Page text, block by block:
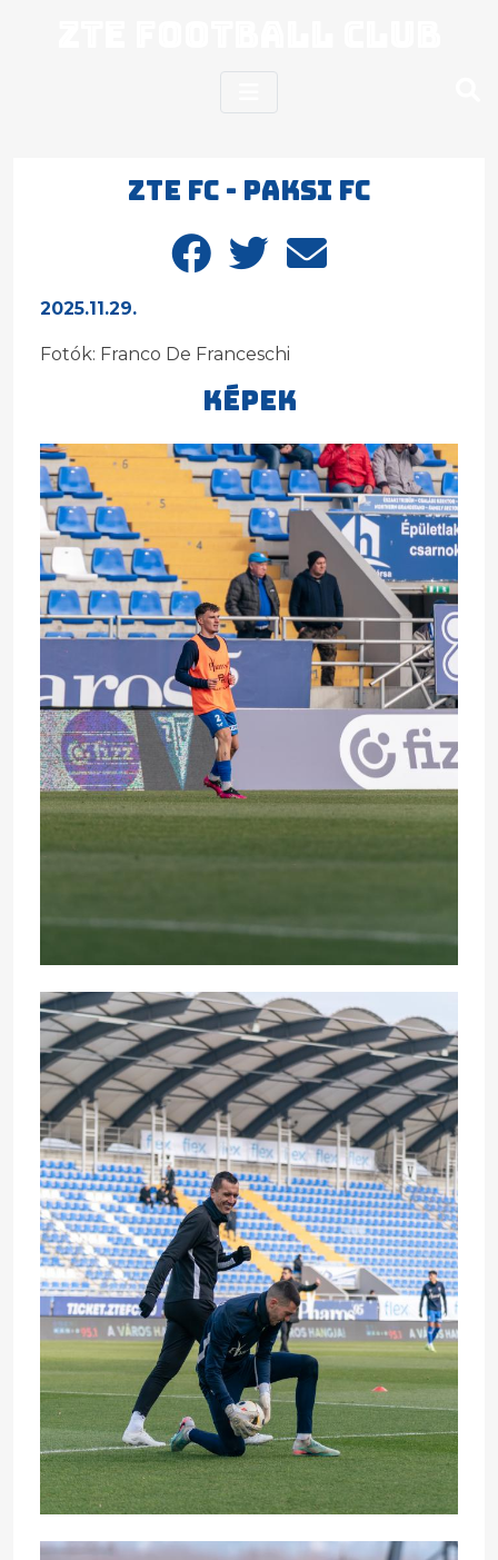
ZTE FC - PAKSI FC
2025.11.29.
Fotók: Franco De Franceschi
Képek